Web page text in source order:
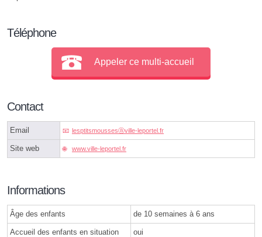
Téléphone
Appeler ce multi-accueil
Contact
Email lesptitsmoussesⓐville-leportel.fr
Site web www.ville-leportel.fr
Informations
Âge des enfants de 10 semaines à 6 ans
Accueil des enfants en situation
oui